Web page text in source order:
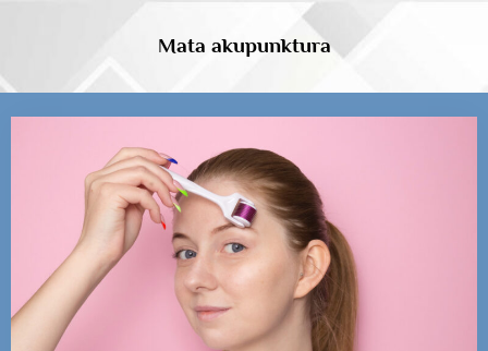
Mata akupunktura
Kategoria:
wałek
lyapko3,5mm